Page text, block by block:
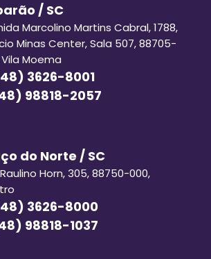
/ SC
Marcolino Martins Cabral, 1788,
Minas Center, Sala 507, 88705-
Moema
3626-8001
98818-2057
do Norte / SC
Horn, 305, 88750-000,
3626-8000
98818-1037